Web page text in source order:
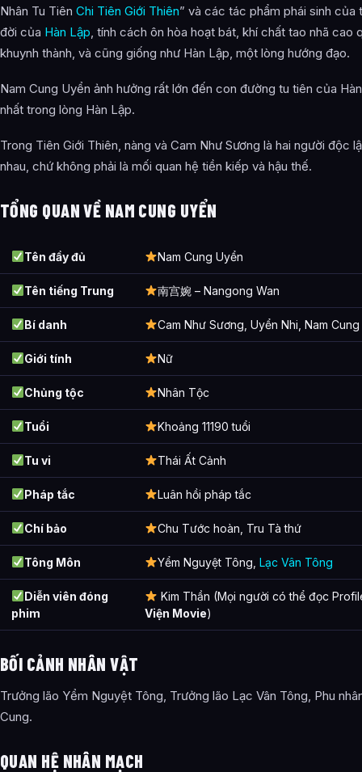
Bài Viết Liên Quan
Câu Hỏi Thường Gặp
Nam Cung Uyển là ai?
Cảnh giới tu luyện của Nam Cung Uyển như thế nào?
Nam Cung Uyển xuất hiện trong tác phẩm nào?
Các mối quan hệ quan trọng của Nam Cung Uyển là gì?
Nhân Tu Tiên Chi Tiên Giới Thiên” và các tác phẩm phái sinh của
đời của Hàn Lập , tính cách ôn hòa hoạt bát, khí chất tao nhã cao
khuynh thành, và cũng giống như Hàn Lập, một lòng hướng đạo.
Nam Cung Uyển ảnh hưởng rất lớn đến con đường tu tiên của
nhất trong lòng Hàn Lập.
Trong Tiên Giới Thiên, nàng và Cam Như Sương là hai người độc
nhau, chứ không phải là mối quan hệ tiền kiếp và hậu thế.
TỔNG QUAN VỀ NAM CUNG UYỂN
Tên đầy đủ Nam Cung Uyển
Tên tiếng Trung 南宫婉 – Nangong Wan
Bí danh Cam Như Sương, Uyển Nhi, Nam
Giới tính Nữ
Chủng tộc Nhân Tộc
Tuổi Khoảng 11190 tuổi
Tu vi Thái Ất Cảnh
Pháp tắc Luân hồi pháp tắc
Chí bảo Chu Tước hoàn, Tru Tà thứ
Tông Môn Yểm Nguyệt Tông, Lạc Vân Tông
Diễn viên đóng
phim
Kim Thần (Mọi người có thể đọc
Viện Movie)
BỐI CẢNH NHÂN VẬT
Trưởng lão Yểm Nguyệt Tông, Trưởng lão Lạc Vân Tông, Phu
Cung.
QUAN HỆ NHÂN MẠCH